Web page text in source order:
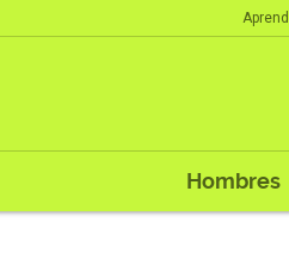
Hombres